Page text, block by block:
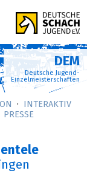
DEM
Deutsche Jugend-
Einzelmeisterschaften
INTERAKTIV
PRESSE